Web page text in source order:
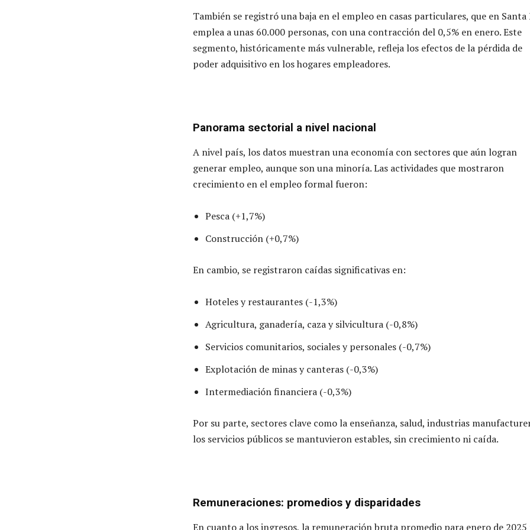
También se registró una baja en el empleo en casas particulares, que en Santa
emplea a unas 60.000 personas, con una contracción del 0,5% en enero. Este
segmento, históricamente más vulnerable, refleja los efectos de la pérdida de
poder adquisitivo en los hogares empleadores.
Panorama sectorial a nivel nacional
A nivel país, los datos muestran una economía con sectores que aún logran
generar empleo, aunque son una minoría. Las actividades que mostraron
crecimiento en el empleo formal fueron:
Pesca (+1,7%)
Construcción (+0,7%)
En cambio, se registraron caídas significativas en:
Hoteles y restaurantes (-1,3%)
Agricultura, ganadería, caza y silvicultura (-0,8%)
Servicios comunitarios, sociales y personales (-0,7%)
Explotación de minas y canteras (-0,3%)
Intermediación financiera (-0,3%)
Por su parte, sectores clave como la enseñanza, salud, industrias
los servicios públicos se mantuvieron estables, sin crecimiento ni caída.
Remuneraciones: promedios y disparidades
En cuanto a los ingresos, la remuneración bruta promedio para enero de 2025